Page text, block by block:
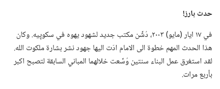
حدث بارز!‏
في ١٧ ايار (‏مايو)‏ ٢٠٠٣،‏ دُشِّن مكتب جديد لشهود يهوه في سكوپِيه.‏ وكان
هذا الحدث المهم خطوة الى الامام ادّت اليها جهود نشر بشارة ملكوت الله.‏
لقد استغرق عمل البناء سنتين وُسِّعت خلالهما المباني السابقة لتصبح اكبر
بأربع مرات.‏